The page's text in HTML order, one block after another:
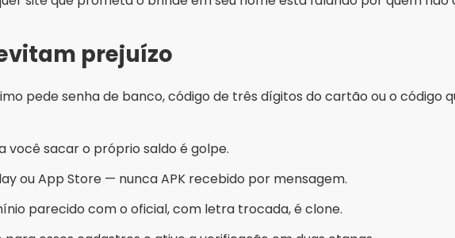
parecido com o oficial, com letra trocada, é clone.
para esses cadastros e ative a verificação em duas etapas.
e quem define as regras é a loja — não a página que promete
tudo: desconto só é economia quando incide sobre algo que você já ia